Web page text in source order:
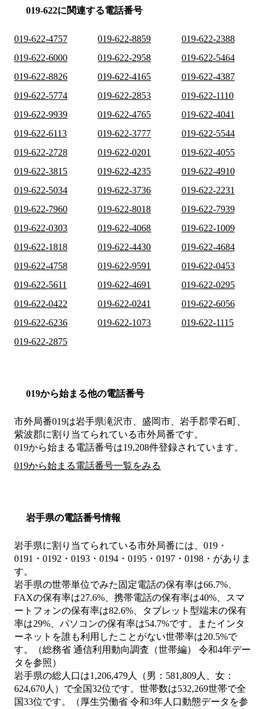
019-622に関連する電話番号
019-622-4757 019-622-8859
019-622-2388
019-622-6000
019-622-2958
019-622-5464
019-622-8826
019-622-4165
019-622-4387
019-622-5774
019-622-2853
019-622-1110
019-622-9939
019-622-4765
019-622-4041
019-622-6113
019-622-3777
019-622-5544
019-622-2728
019-622-0201
019-622-4055
019-622-3815
019-622-4235
019-622-4910
019-622-5034
019-622-3736
019-622-2231
019-622-7960
019-622-8018
019-622-7939
019-622-0303
019-622-4068
019-622-1009
019-622-1818
019-622-4430
019-622-4684
019-622-4758
019-622-9591
019-622-0453
019-622-5611
019-622-4691
019-622-0295
019-622-0422
019-622-0241
019-622-6056
019-622-6236
019-622-1073
019-622-1115
019-622-2875
019から始まる他の電話番号
市外局番019は岩手県滝沢市、盛岡市、岩手郡雫石町、
紫波郡に割り当てられている市外局番です。
019から始まる電話番号は19,208件登録されています。
019から始まる電話番号一覧をみる
岩手県の電話番号情報
岩手県に割り当てられている市外局番には、019・
0191・0192・0193・0194・0195・0197・0198・がありま
す。
岩手県の世帯単位でみた固定電話の保有率は66.7%、
FAXの保有率は27.6%、携帯電話の保有率は40%、スマ
ートフォンの保有率は82.6%、タブレット型端末の保有
率は29%、パソコンの保有率は54.7%です。またインタ
ーネットを誰も利用したことがない世帯率は20.5%で
す。（総務省 通信利用動向調査（世帯編） 令和4年デー
タを参照）
岩手県の総人口は1,206,479人（男：581,809人、女：
624,670人）で全国32位です。世帯数は532,269世帯で全
国33位です。（厚生労働省 令和3年人口動態データを参